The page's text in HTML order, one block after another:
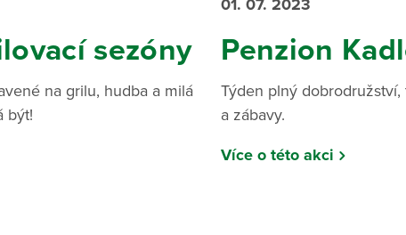
sezóny
na grilu, hudba a milá
být!
01. 07. 2023
Penzion
Týden plný
a zábavy.
Více o této akci